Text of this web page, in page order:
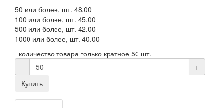
50 или более, шт. 48.00
100 или более, шт. 45.00
500 или более, шт. 42.00
1000 или более, шт. 40.00
количество товара только кратное 50 шт.
-
+
Купить